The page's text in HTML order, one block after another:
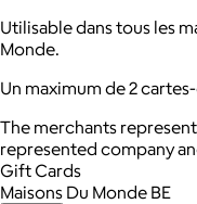
Utilisable dans tous les
Monde.
Un maximum de 2
The merchants
represented company
Gift Cards
Maisons Du Monde BE